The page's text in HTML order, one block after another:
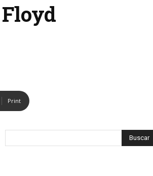
Print